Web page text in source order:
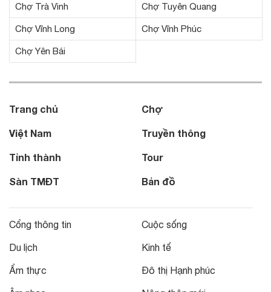
Chợ Trà Vinh Chợ Tuyên Quang
Chợ Vĩnh Long Chợ Vĩnh Phúc
Chợ Yên Bái
Trang chủ
Việt Nam
Tỉnh thành
Sàn TMĐT
Chợ
Truyền thông
Tour
Bản đồ
Cổng thông tin
Du lịch
Ẩm thực
Cuộc sống
Kinh tế
Đô thị Hạnh phúc